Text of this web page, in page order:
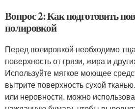
Вопрос 2: Как подготовить
полировкой
Перед полировкой необходимо
поверхность от грязи, жира и
Используйте мягкое моющее
вытрите поверхность сухой
или неровности, можно